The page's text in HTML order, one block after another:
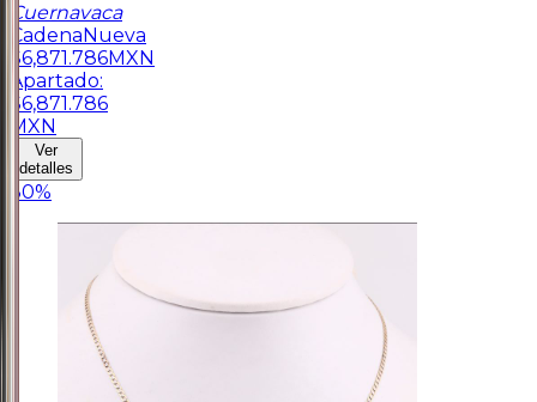
Cuernavaca
Cadena Nueva
$6,871.786MXN
Apartado:
$6,871.786
MXN
Ver
detalles
30%